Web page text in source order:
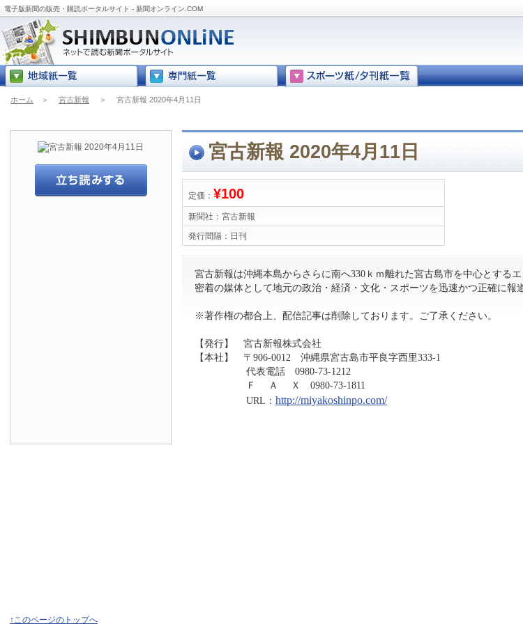
電子版新聞の販売・購読ポータルサイト - 新聞オンライン.COM
ホーム ＞ 宮古新報 ＞ 宮古新報 2020年4月11日
宮古新報 2020年4月11日
定価： ¥100
新聞社： 宮古新報
発行間隔： 日刊
宮古新報は沖縄本島からさらに南へ330ｋｍ離れた宮古島市を中心とする
密着の媒体として地元の政治・経済・文化・スポーツを迅速かつ正確に報
※著作権の都合上、配信記事は削除しております。ご了承ください。
【発行】 宮古新報株式会社
【本社】 〒906-0012 沖縄県宮古島市平良字西里333-1
代表電話 0980-73-1212
Ｆ Ａ Ｘ 0980-73-1811
URL： http://miyakoshinpo.com/
↑このページのトップへ